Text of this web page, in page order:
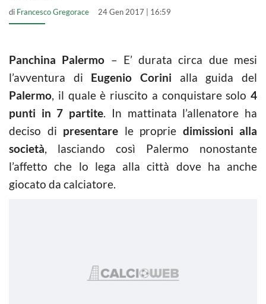
di Francesco Gregorace 24 Gen 2017 | 16:59
Panchina Palermo – E’ durata circa due mesi
l’avventura di Eugenio Corini alla guida del
Palermo, il quale è riuscito a conquistare solo 4
punti in 7 partite. In mattinata l’allenatore ha
deciso di presentare le proprie dimissioni alla
società, lasciando così Palermo nonostante
l’affetto che lo lega alla città dove ha anche
giocato da calciatore.